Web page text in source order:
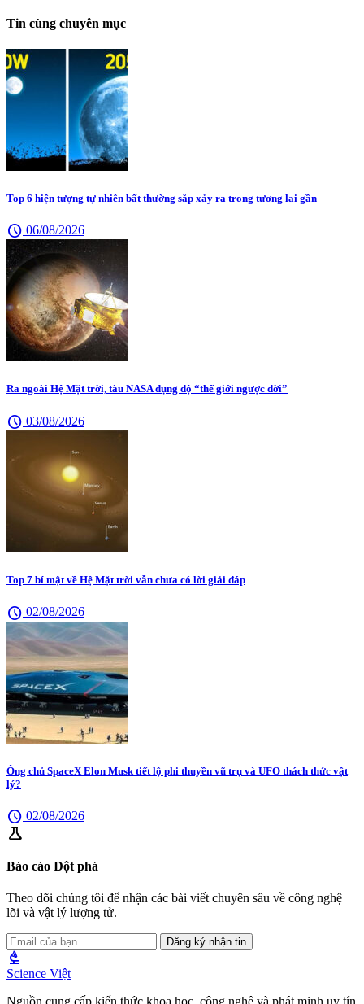
Tin cùng chuyên mục
Top 6 hiện tượng tự nhiên bất thường sắp xảy ra trong tương lai gần
schedule 06/08/2026
Ra ngoài Hệ Mặt trời, tàu NASA đụng độ “thế giới ngược đời”
schedule 03/08/2026
Top 7 bí mật về Hệ Mặt trời vẫn chưa có lời giải đáp
schedule 02/08/2026
Ông chủ SpaceX Elon Musk tiết lộ phi thuyền vũ trụ và UFO thách thức vật
lý?
schedule 02/08/2026
science
Báo cáo Đột phá
Theo dõi chúng tôi để nhận các bài viết chuyên sâu về công nghệ
lõi và vật lý lượng tử.
Đăng ký nhận tin
biotech
Science Việt